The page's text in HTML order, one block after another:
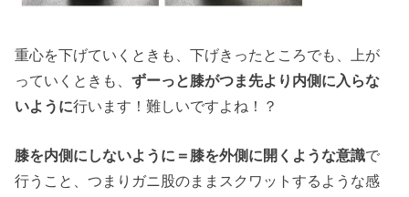
重心を下げていくときも、下げきったところでも、上が
っていくときも、ずーっと膝がつま先より内側に入らな
いように行います！難しいですよね！？
膝を内側にしないように＝膝を外側に開くような意識で
行うこと、つまりガニ股のままスクワットするような感